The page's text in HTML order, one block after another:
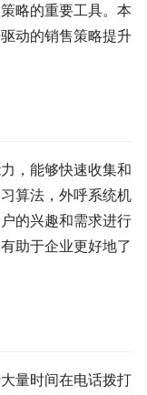
略的重要工具。本
动的销售策略提升
，能够快速收集和
算法，外呼系统机
的兴趣和需求进行
助于企业更好地了
量时间在电话拨打